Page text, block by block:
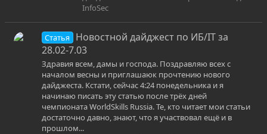
InfoSec
Статья
Новостной дайджест по ИБ/IT за
28.02-7.03
Здравия всем, дамы и господа. Поздравляю всех с
началом весны и приглашаюк прочтению нового
дайджеста. Кстати, сейчас 4:24 понедельника и я
начинаю писать эту статью после трёх дней
чемпионата WorldSkills Russia. Те, кто читает мои статьи
достаточно давно, знают, что я участвовал ещё и в
прошлом...